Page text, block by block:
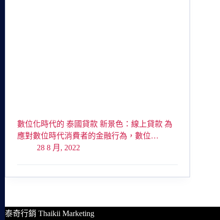
數位化時代的 泰國貸款 新景色：線上貸款 為
應對數位時代消費者的金融行為，數位…
28 8 月, 2022
泰奇行銷 Thaikii Marketing